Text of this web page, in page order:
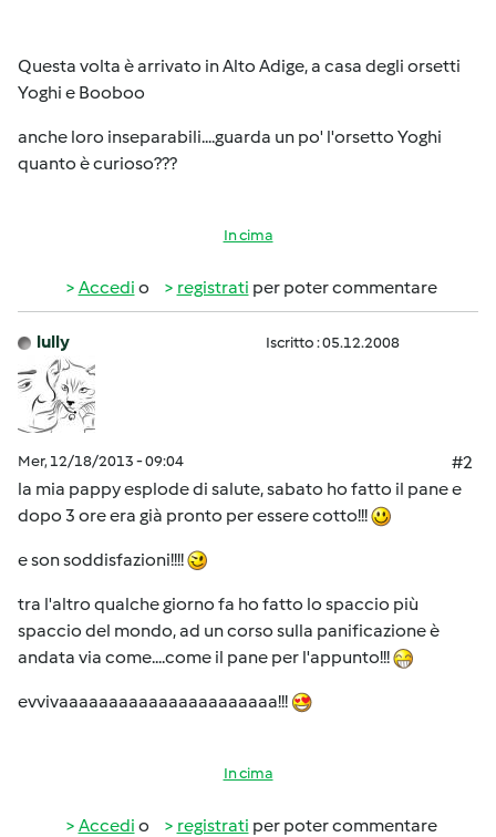
Questa volta è arrivato in Alto Adige, a casa degli orsetti
Yoghi e Booboo
anche loro inseparabili....guarda un po' l'orsetto Yoghi
quanto è curioso???
In cima
Accedi o registrati per poter commentare
lully Iscritto : 05.12.2008
Mer, 12/18/2013 - 09:04
#2
la mia pappy esplode di salute, sabato ho fatto il pane e
dopo 3 ore era già pronto per essere cotto!!!
e son soddisfazioni!!!!
tra l'altro qualche giorno fa ho fatto lo spaccio più
spaccio del mondo, ad un corso sulla panificazione è
andata via come....come il pane per l'appunto!!!
evvivaaaaaaaaaaaaaaaaaaaaaa!!!
In cima
Accedi o registrati per poter commentare